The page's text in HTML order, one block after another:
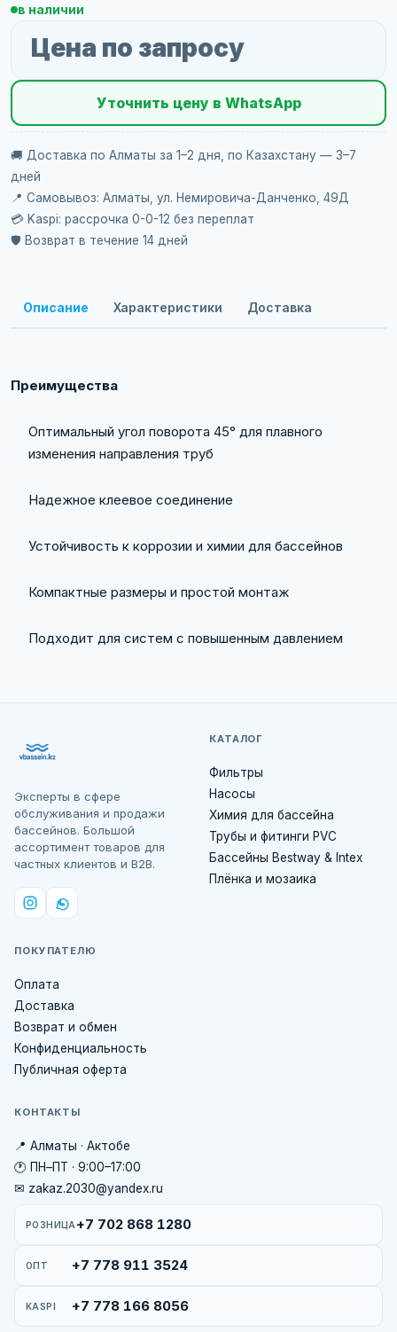
в наличии
Цена по запросу
Уточнить цену в WhatsApp
🚚 Доставка по Алматы за 1–2 дня, по Казахстану — 3–7
дней
📍 Самовывоз: Алматы, ул. Немировича-Данченко, 49Д
💳 Kaspi: рассрочка 0-0-12 без переплат
🛡️ Возврат в течение 14 дней
Описание Характеристики Доставка
Преимущества
Оптимальный угол поворота 45° для плавного
изменения направления труб
Надежное клеевое соединение
Устойчивость к коррозии и химии для бассейнов
Компактные размеры и простой монтаж
Подходит для систем с повышенным давлением
Эксперты в сфере
обслуживания и продажи
бассейнов. Большой
ассортимент товаров для
частных клиентов и B2B.
КАТАЛОГ
Фильтры
Насосы
Химия для бассейна
Трубы и фитинги PVC
Бассейны Bestway & Intex
Плёнка и мозаика
ПОКУПАТЕЛЮ
Оплата
Доставка
Возврат и обмен
Конфиденциальность
Публичная оферта
КОНТАКТЫ
📍 Алматы · Актобе
🕐 ПН–ПТ · 9:00–17:00
✉ zakaz.2030@yandex.ru
РОЗНИЦА +7 702 868 1280
ОПТ +7 778 911 3524
KASPI +7 778 166 8056